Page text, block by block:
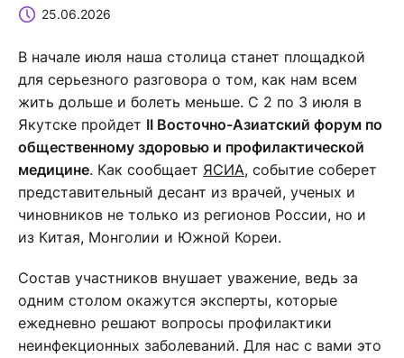
25.06.2026
В начале июля наша столица станет площадкой
для серьезного разговора о том, как нам всем
жить дольше и болеть меньше. С 2 по 3 июля в
Якутске пройдет II Восточно-Азиатский форум по
общественному здоровью и профилактической
медицине. Как сообщает ЯСИА, событие соберет
представительный десант из врачей, ученых и
чиновников не только из регионов России, но и
из Китая, Монголии и Южной Кореи.
Состав участников внушает уважение, ведь за
одним столом окажутся эксперты, которые
ежедневно решают вопросы профилактики
неинфекционных заболеваний. Для нас с вами это